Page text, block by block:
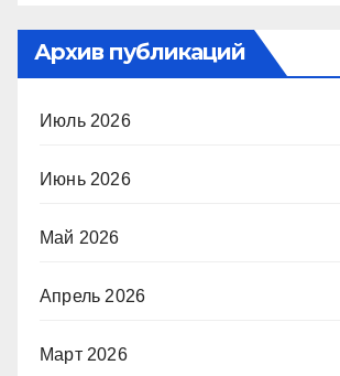
Архив публикаций
Июль 2026
Июнь 2026
Май 2026
Апрель 2026
Март 2026